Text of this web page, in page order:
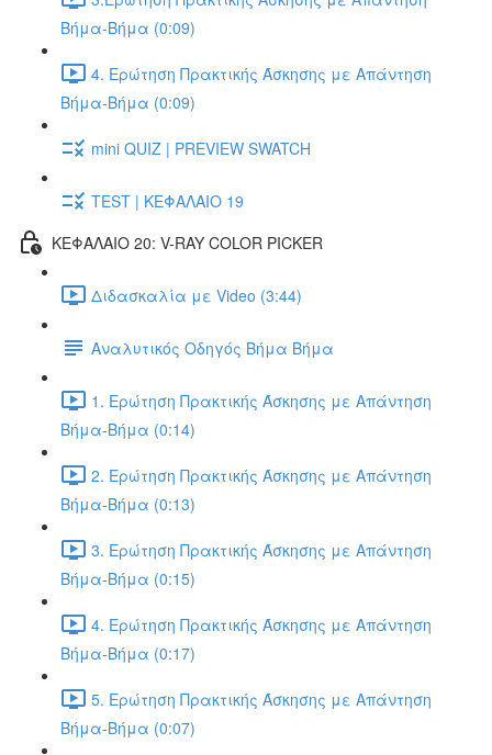
Βήμα-Βήμα (0:09)
4. Ερώτηση Πρακτικής Άσκησης με Απάντηση
Βήμα-Βήμα (0:09)
mini QUIZ | PREVIEW SWATCH
TEST | ΚΕΦΑΛΑΙΟ 19
ΚΕΦΑΛΑΙΟ 20: V-RAY COLOR PICKER
Διδασκαλία με Video (3:44)
Αναλυτικός Οδηγός Βήμα Βήμα
1. Ερώτηση Πρακτικής Άσκησης με Απάντηση
Βήμα-Βήμα (0:14)
2. Ερώτηση Πρακτικής Άσκησης με Απάντηση
Βήμα-Βήμα (0:13)
3. Ερώτηση Πρακτικής Άσκησης με Απάντηση
Βήμα-Βήμα (0:15)
4. Ερώτηση Πρακτικής Άσκησης με Απάντηση
Βήμα-Βήμα (0:17)
5. Ερώτηση Πρακτικής Άσκησης με Απάντηση
Βήμα-Βήμα (0:07)